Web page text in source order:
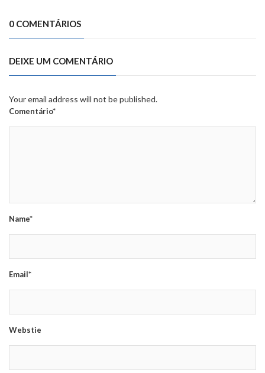
0 COMENTÁRIOS
DEIXE UM COMENTÁRIO
Your email address will not be published.
Comentário*
Name*
Email*
Webstie